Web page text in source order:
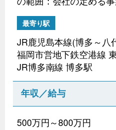
最寄り駅
JR鹿児島本線(博多～八
福岡市営地下鉄空港線
JR博多南線 博多駅
年収／給与
500万円～800万円